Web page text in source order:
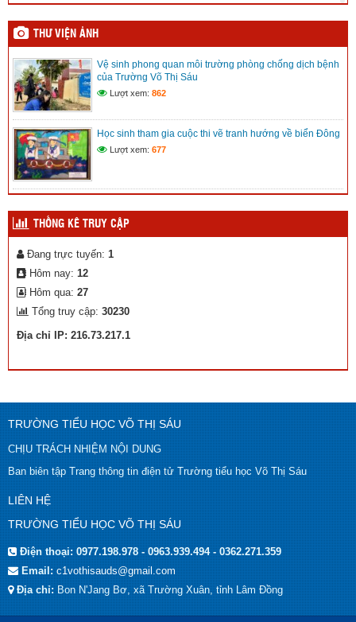
Mic không dây, những điều cần biết
(08/12/2025)
Kế hoạch Hội khỏe Phù đổng tỉnh Lâm Đồng lần I
(08/12/2025)
(12/11/2025)
THƯ VIỆN ẢNH
Vệ sinh phong quan môi trường phòng chống dịch bệnh
của Trường Võ Thị Sáu
Lượt xem: 862
Học sinh tham gia cuộc thi vẽ tranh hướng về biển Đông
Lượt xem: 677
THỐNG KÊ TRUY CẬP
Đang trực tuyến: 1
Hôm nay: 12
Hôm qua: 27
Tổng truy cập: 30230
Địa chỉ IP: 216.73.217.1
TRƯỜNG TIỂU HỌC VÕ THỊ SÁU
CHỊU TRÁCH NHIỆM NỘI DUNG
Ban biên tập Trang thông tin điện tử Trường tiểu học Võ Thị Sáu
LIÊN HỆ
TRƯỜNG TIỂU HỌC VÕ THỊ SÁU
Điện thoại:0977.198.978 - 0963.939.494 - 0362.271.359
Email:c1vothisauds@gmail.com
Địa chỉ:Bon N'Jang Bơ, xã Trường Xuân, tỉnh Lâm Đồng